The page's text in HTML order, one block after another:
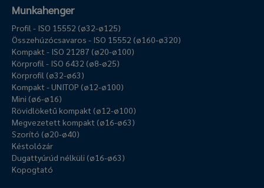
Munkahenger
Profil - ISO 15552 (ø32-ø125)
Összehúzócsavaros - ISO 15552 (ø160-ø320)
Kompakt - ISO 21287 (ø20-ø100)
Körprofil - ISO 6432 (ø8-ø25)
Körprofil (ø32-ø63)
Kompakt - UNITOP (ø12-ø100)
Mini (ø6-ø16)
Rövidlöketű kompakt (ø12-ø100)
Megvezetett kompakt (ø16-ø63)
Szorító (ø20-ø40)
Késtolózár
Dugattyúrúd nélküli (ø16-ø63)
Kopogtató